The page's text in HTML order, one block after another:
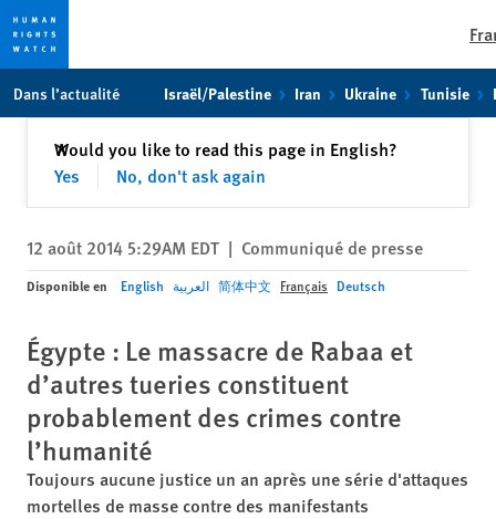
toto
content
Dans l’actualité Israël/Palestine Iran Ukraine Tunisie
Would you like to read this page in English?
Yes
No, don't ask again
✕Fermer
12 août 2014 5:29AM EDT | Communiqué de presse
Disponible en English العربية 简体中文 Français Deutsch
Égypte : Le massacre de Rabaa et
d’autres tueries constituent
probablement des crimes contre
l’humanité
Toujours aucune justice un an après une série d'attaques
mortelles de masse contre des manifestants